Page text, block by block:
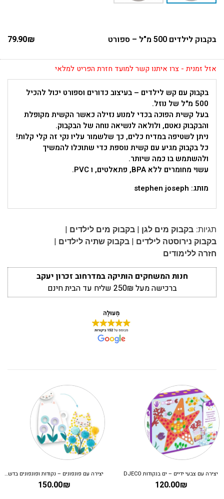
בקבוק לילדים 500 מ"ל – ספורט 79.90₪
אזל זמנית - צרו איתנו קשר למועד חזרת הפריט למלאי
בקבוק עם קש לילדים – בעיצוב כדורים וספורט יכול להכיל
500 מ"ל של נוזל.
בעל קשית הפוכה בכדי למנוע נזילה כאשר הקשית מקופלת
והבקבוק נאטם, ולולאה לנשיאה נוחה של הבקבוק.
ניתן לשטיפה במדיח כלים, כך שלשמור עליו נקי זה קלי קלות!
כל בקבוק מגיע עם קשית נוספת כדי שתוכלו להמשיך
ולהשתמש בו כמה שיותר.
עשוי מחומרים ללא BPA, פתאלטים, ו PVC.
מותג: stephen joseph
תגיות: בקבוק מים לגן | בקבוק מים לילדים |
בקבוק נירוסטה לילדים | בקבוק שתיה לילדים |
חזרה ללימודים
חנות המשחקים הותיקה במדרחוב זכרון יעקב
ברכישה מעל 250₪ שליח עד הבית חינם
יצירה עם צבעי ידיים – ים בנקודות DJECO
120.00₪
יצירה עם פונפונים – נקודות ופונפונים בדשא DJECO
150.00₪